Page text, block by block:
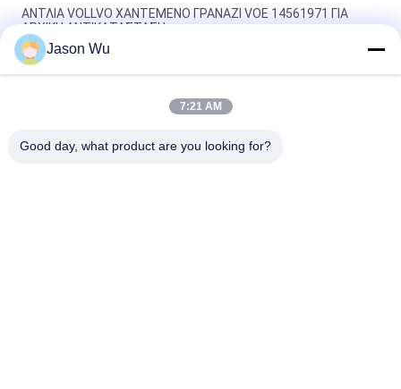
ΑΝΤΛΙΑ VOLLVO ΧΑΝΤΕΜΕΝΟ ΓΡΑΝΑΖΙ VOE 14561971 ΓΙΑ
ΑΡΧΙΚΗ ΑΝΤΙΚΑΤΑΣΤΑΣΗ
ΑΝΤΛΙΑ VOLLVO ΧΑΝΤΕΜΕΝΟ ΓΡΑΝΑΖΙ VOE 14537295 ΓΙΑ
ΑΡΧΙΚΗ ΑΝΤΙΚΑΤΑΣΤΑΣΗ
ΒΟΛΛΒΟ ΠΑΡΑΓΜΑΤΙΚΗ ΠΑΡΑΡΑΓΜΑΤΙΚΗ ΠΑΡΑΓΜΑΤΙΚΗ VOE
Jason Wu
7:21 AM
Good day, what product are you looking for?